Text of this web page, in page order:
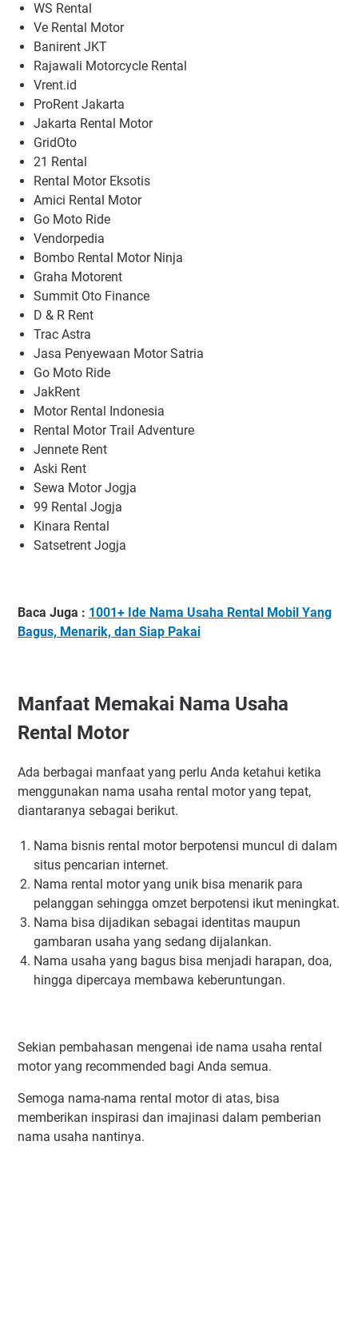
WS Rental
Ve Rental Motor
Banirent JKT
Rajawali Motorcycle Rental
Vrent.id
ProRent Jakarta
Jakarta Rental Motor
GridOto
21 Rental
Rental Motor Eksotis
Amici Rental Motor
Go Moto Ride
Vendorpedia
Bombo Rental Motor Ninja
Graha Motorent
Summit Oto Finance
D & R Rent
Trac Astra
Jasa Penyewaan Motor Satria
Go Moto Ride
JakRent
Motor Rental Indonesia
Rental Motor Trail Adventure
Jennete Rent
Aski Rent
Sewa Motor Jogja
99 Rental Jogja
Kinara Rental
Satsetrent Jogja
Baca Juga : 1001+ Ide Nama Usaha Rental Mobil Yang
Bagus, Menarik, dan Siap Pakai
Manfaat Memakai Nama Usaha
Rental Motor
Ada berbagai manfaat yang perlu Anda ketahui ketika
menggunakan nama usaha rental motor yang tepat,
diantaranya sebagai berikut.
Nama bisnis rental motor berpotensi muncul di dalam
situs pencarian internet.
Nama rental motor yang unik bisa menarik para
pelanggan sehingga omzet berpotensi ikut meningkat.
Nama bisa dijadikan sebagai identitas maupun
gambaran usaha yang sedang dijalankan.
Nama usaha yang bagus bisa menjadi harapan, doa,
hingga dipercaya membawa keberuntungan.
Sekian pembahasan mengenai ide nama usaha rental
motor yang recommended bagi Anda semua.
Semoga nama-nama rental motor di atas, bisa
memberikan inspirasi dan imajinasi dalam pemberian
nama usaha nantinya.